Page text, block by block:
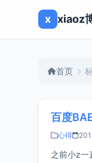
x xiaoz
首页
百度
心得
之前小z一